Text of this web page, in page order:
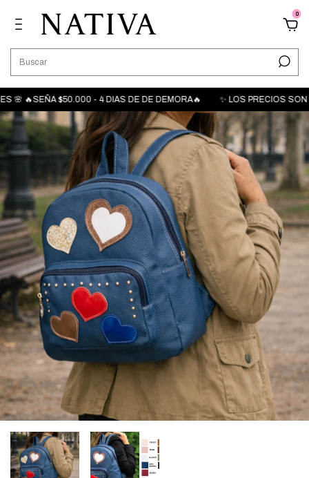
0
🔥SEÑA $50.000 - 4 DIAS DE DE DEMORA🔥 ✨ LOS PRECIOS SON